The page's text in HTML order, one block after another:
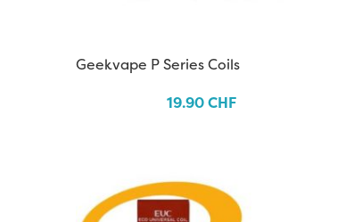
Geekvape P Series Coils
19.90CHF